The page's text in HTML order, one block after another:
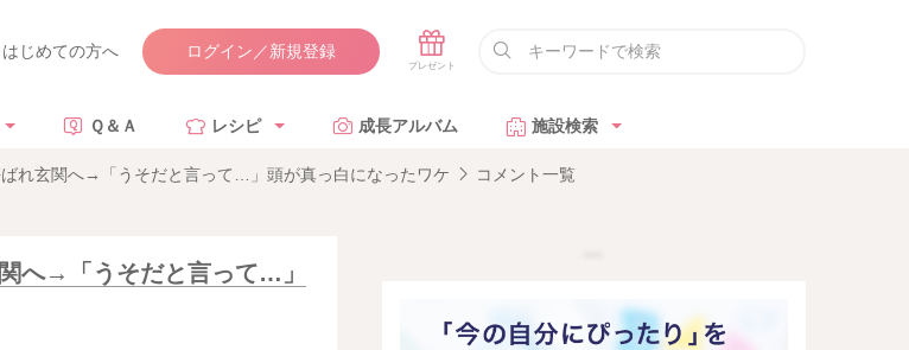
はじめての方へ ログイン／新規登録
Ｑ＆Ａ レシピ 成長アルバム 施設検索
ばれ玄関へ→「うそだと言って…」頭が真っ白になったワケ コメント一覧
へ→「うそだと言って…」